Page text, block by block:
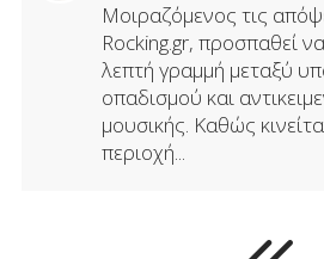
Μοιραζόμενος τις
Rocking.gr, προσπαθεί
λεπτή γραμμή μεταξύ
οπαδισμού και
μουσικής. Καθώς
περιοχή...